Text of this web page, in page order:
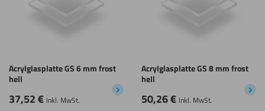
Acrylglasplatte GS 6 mm frost
hell
37,52€ Inkl. MwSt.
Acrylglasplatte GS 8 mm frost
hell
50,26€ Inkl. MwSt.